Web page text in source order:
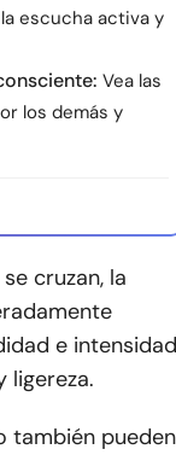
escucha activa y
Vea las
los demás y
cruzan, la
e intensidad
ligereza.
también pueden